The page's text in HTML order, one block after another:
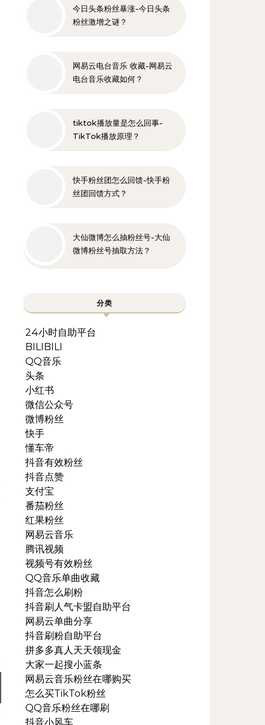
今日头条粉丝暴涨-今日头条
粉丝激增之谜？
网易云电台音乐 收藏-网易云
电台音乐收藏如何？
tiktok播放量是怎么回事-
TikTok播放原理？
快手粉丝团怎么回馈-快手粉
丝团回馈方式？
大仙微博怎么抽粉丝号-大仙
微博粉丝号抽取方法？
分类
24小时自助平台
BILIBILI
QQ音乐
头条
小红书
微信公众号
微博粉丝
快手
懂车帝
抖音有效粉丝
抖音点赞
支付宝
番茄粉丝
红果粉丝
网易云音乐
腾讯视频
视频号有效粉丝
QQ音乐单曲收藏
抖音怎么刷粉
抖音刷人气卡盟自助平台
网易云单曲分享
抖音刷粉自助平台
拼多多真人天天领现金
大家一起搜小蓝条
网易云音乐粉丝在哪购买
怎么买TikTok粉丝
QQ音乐粉丝在哪刷
抖音小风车